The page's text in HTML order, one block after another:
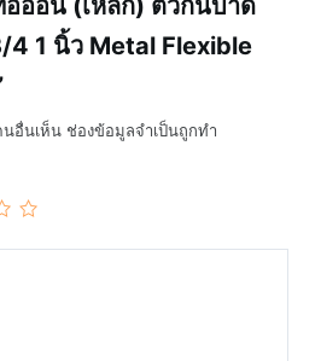
อ่อน (เหล็ก) ตัวกันบาด
4 1 นิ้ว Metal Flexible
นอื่นเห็น ช่องข้อมูลจำเป็นถูกทำ